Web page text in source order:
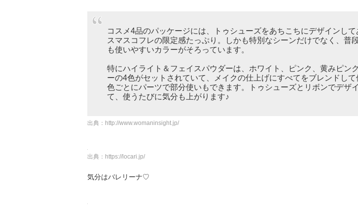
コスメ4品のパッケージには、トゥシューズをあちこちにデザインして
スマスコフレの限定感たっぷり。しかも特別なシーンだけでなく、普
も使いやすいカラーがそろっています。
特にハイライト＆フェイスパウダーは、ホワイト、ピンク、黄みピン
ーの4色がセットされていて、メイクの仕上げにすべてをブレンドして
色ごとにパーツで部分使いもできます。トゥシューズとリボンでデザ
て、使うたびに気分も上がります♪
出典： http://www.womaninsight.jp/
出典： https://locari.jp/
気分はバレリーナ♡